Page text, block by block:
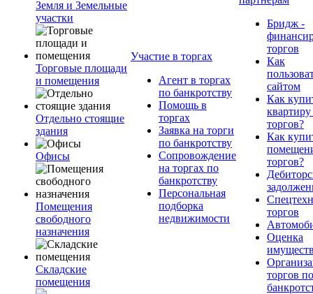
Земля и Земельные
участки
Торговые площади
и помещения
Отдельно стоящие
здания
Офисы
Помещения
свободного
назначения
Складские
помещения
Участие в торгах
Агент в торгах
по банкротству
Помощь в
торгах
Заявка на торги
по банкротству
Сопровождение
на торгах по
банкротству
Персональная
подборка
недвижимости
Бридж -
торгов
Как
сайтом
Как
квартиру
торгов?
Как
торгов?
торгов
Оценка
торгов по